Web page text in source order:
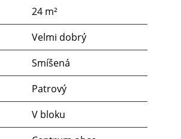
24 m²
Velmi dobrý
Smíšená
Patrový
V bloku